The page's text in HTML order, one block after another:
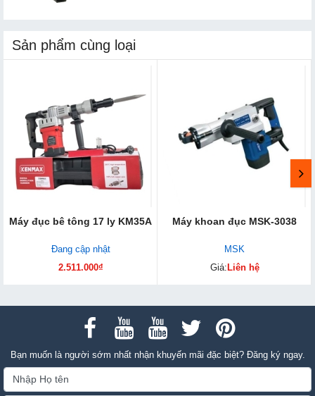
Sản phẩm cùng loại
Máy đục bê tông 17 ly KM35A
Đang cập nhật
2.511.000₫
Máy khoan đục MSK-3038
MSK
Giá: Liên hệ
Bạn muốn là người sớm nhất nhận khuyến mãi đặc biệt? Đăng ký ngay.